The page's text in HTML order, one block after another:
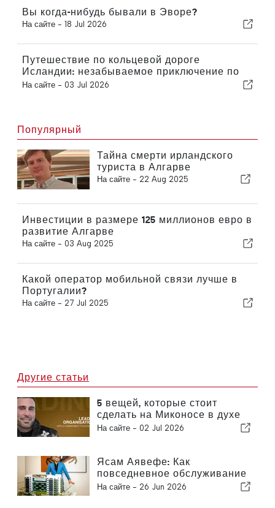
Вы когда-нибудь бывали в Эворе?
На сайте - 18 Jul 2026
Путешествие по кольцевой дороге
Исландии: незабываемое приключение по
живописным дорогам
На сайте - 03 Jul 2026
Популярный
Тайна смерти ирландского
туриста в Алгарве
На сайте - 22 Aug 2025
Инвестиции в размере 125 миллионов евро в
развитие Алгарве
На сайте - 03 Aug 2025
Какой оператор мобильной связи лучше в
Португалии?
На сайте - 27 Jul 2025
Другие статьи
5 вещей, которые стоит
сделать на Миконосе в духе
концепции «спокойной
На сайте - 02 Jul 2026
Ясам Аявефе: Как
повседневное обслуживание
определяет облик
На сайте - 26 Jun 2026